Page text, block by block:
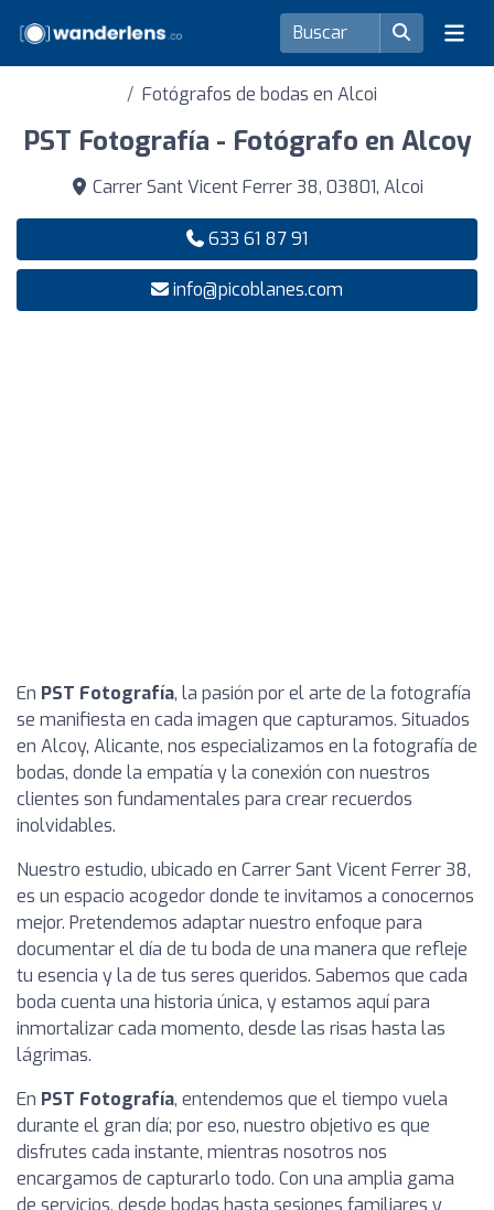
Fotógrafos de bodas en Alcoi
PST Fotografía - Fotógrafo en Alcoy
Carrer Sant Vicent Ferrer 38, 03801, Alcoi
633 61 87 91
info@picoblanes.com
En PST Fotografía, la pasión por el arte de la fotografía
se manifiesta en cada imagen que capturamos. Situados
en Alcoy, Alicante, nos especializamos en la fotografía de
bodas, donde la empatía y la conexión con nuestros
clientes son fundamentales para crear recuerdos
inolvidables.
Nuestro estudio, ubicado en Carrer Sant Vicent Ferrer 38,
es un espacio acogedor donde te invitamos a conocernos
mejor. Pretendemos adaptar nuestro enfoque para
documentar el día de tu boda de una manera que refleje
tu esencia y la de tus seres queridos. Sabemos que cada
boda cuenta una historia única, y estamos aquí para
inmortalizar cada momento, desde las risas hasta las
lágrimas.
En PST Fotografía, entendemos que el tiempo vuela
durante el gran día; por eso, nuestro objetivo es que
disfrutes cada instante, mientras nosotros nos
encargamos de capturarlo todo. Con una amplia gama
de servicios, desde bodas hasta sesiones familiares y